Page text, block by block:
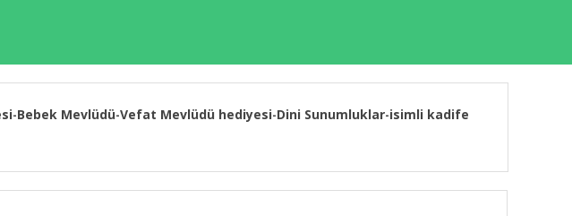
-Bebek Mevlüdü-Vefat Mevlüdü hediyesi-Dini Sunumluklar-isimli kadife